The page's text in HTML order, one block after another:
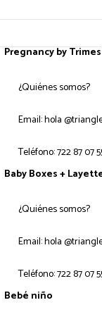
Pregnancy by
¿Quiénes somos?
Email: hola
Teléfono: 722 87 07
Baby Boxes +
¿Quiénes somos?
Email: hola
Teléfono: 722 87 07
Bebé niño